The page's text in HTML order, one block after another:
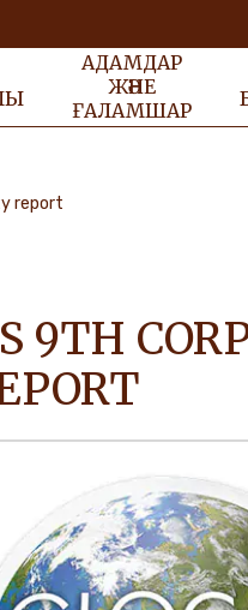
АДАМДАР
ЖӘНЕ
ҒАЛАМШАР
report
9TH